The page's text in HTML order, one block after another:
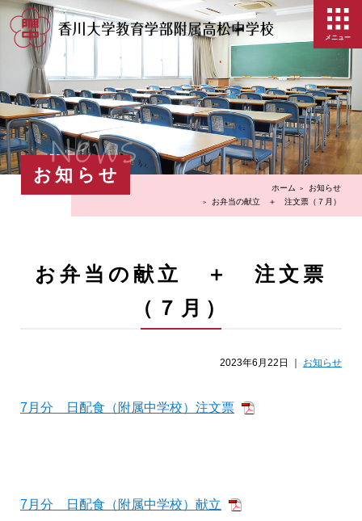
メニュー
お知らせ
News
ホーム
お知らせ
お弁当の献立 ＋ 注文票（７月）
お弁当の献立 ＋ 注文票
（７月）
2023年6月22日 ｜ お知らせ
7月分 日配食（附属中学校）注文票
7月分 日配食（附属中学校）献立